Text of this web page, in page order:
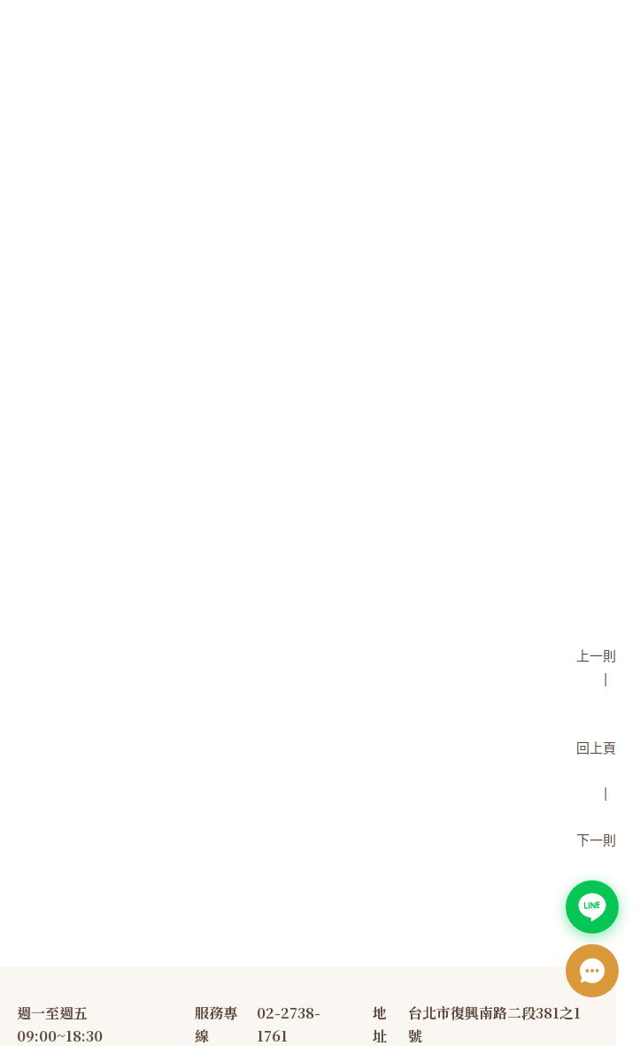
             上一則
          回上頁
             下一則
週一至週五
09:00~18:30
服務專
線
02-2738-
1761
地
址
台北市復興南路二段381之1
號